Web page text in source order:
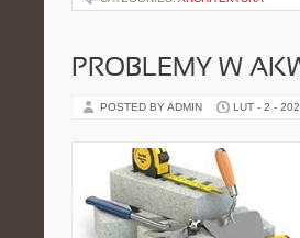
PROBLEMY W
POSTED BY ADMIN LUT - 2 -